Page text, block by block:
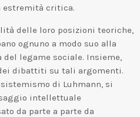
estremità critica.
delle loro posizioni teoriche,
ognuno a modo suo alla
legame sociale. Insieme,
dibattiti su tali argomenti.
di Luhmann, si
intellettuale
da parte a parte da